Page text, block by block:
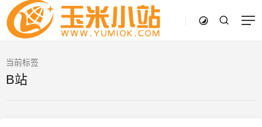
当前标签
B站